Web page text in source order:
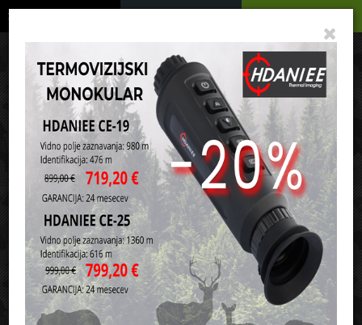
de
Vaša košarica je še prazna
Domov Strelivo Šibreno strelivo 16 kaliber